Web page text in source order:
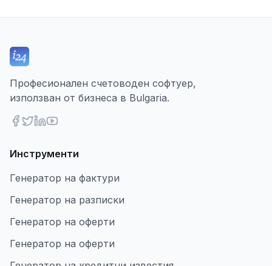
Професионален счетоводен софтуер,
използван от бизнеса в Bulgaria.
Инструменти
Генератор на фактури
Генератор на разписки
Генератор на оферти
Генератор на оферти